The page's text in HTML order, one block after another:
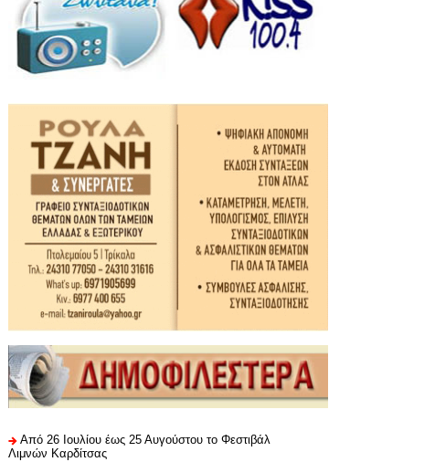
Από 26 Ιουλίου έως 25 Αυγούστου το Φεστιβάλ
Λιμνών Καρδίτσας